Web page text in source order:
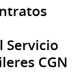
Servicio
CGN